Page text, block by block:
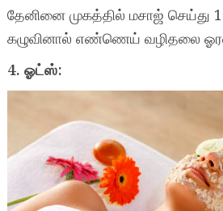
தேனினை முகத்தில் மசாஜ் செய்து
கழுவினால் எண்ணெய் வழிதலை
4. ஓட்ஸ்: